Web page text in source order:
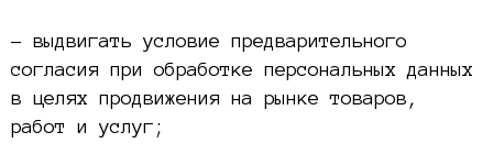
– выдвигать условие предварительного
согласия при обработке персональных данных
в целях продвижения на рынке товаров,
работ и услуг;